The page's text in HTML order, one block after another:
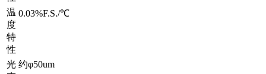
温
度
特
性
0.03%F.S./℃
光 约φ50um